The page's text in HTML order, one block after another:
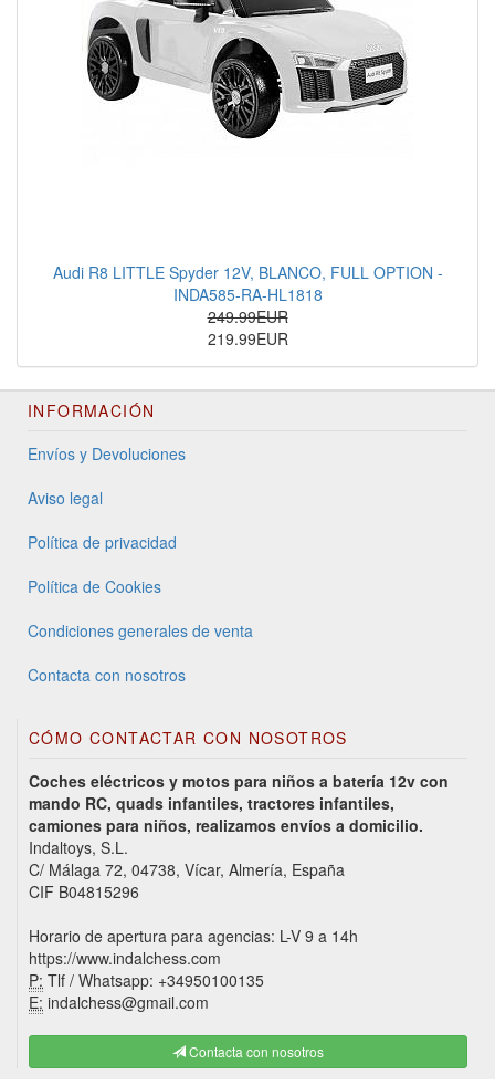
Audi R8 LITTLE Spyder 12V, BLANCO, FULL OPTION -
INDA585-RA-HL1818
249.99EUR
219.99EUR
INFORMACIÓN
Envíos y Devoluciones
Aviso legal
Política de privacidad
Política de Cookies
Condiciones generales de venta
Contacta con nosotros
CÓMO CONTACTAR CON NOSOTROS
Coches eléctricos y motos para niños a batería 12v con
mando RC, quads infantiles, tractores infantiles,
camiones para niños, realizamos envíos a domicilio.
Indaltoys, S.L.
C/ Málaga 72, 04738, Vícar, Almería, España
CIF B04815296
Horario de apertura para agencias: L-V 9 a 14h
https://www.indalchess.com
P: Tlf / Whatsapp: +34950100135
E: indalchess@gmail.com
Contacta con nosotros